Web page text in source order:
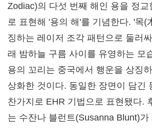
Zodiac)의 다섯 번째 해인 용을 정교
로 표현해 '용의 해'를 기념한다. '목(
징하는 레이저 조각 패턴으로 둘러
래 밤하늘 구름 사이를 유영하는 모
용의 꼬리는 중국에서 행운을 상징
상화한 것이다. 동일한 장면이 담긴
찬가지로 EHR 기법으로 표현됐다.
는 수잔나 블런트(Susanna Blunt)